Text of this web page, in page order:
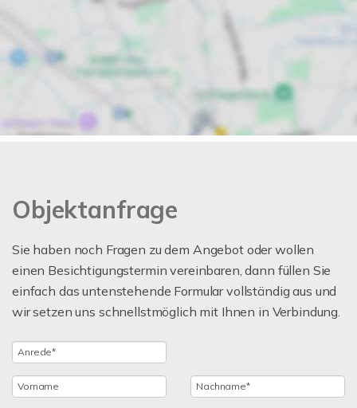
Objektanfrage
Sie haben noch Fragen zu dem Angebot oder wollen
einen Besichtigungstermin vereinbaren, dann füllen Sie
einfach das untenstehende Formular vollständig aus und
wir setzen uns schnellstmöglich mit Ihnen in Verbindung.